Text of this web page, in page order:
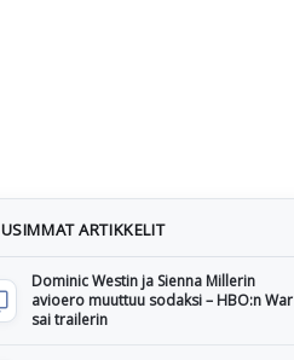
ARTIKKELIT
Dominic Westin ja Sienna Millerin
avioero muuttuu sodaksi – HBO:n War
sai trailerin